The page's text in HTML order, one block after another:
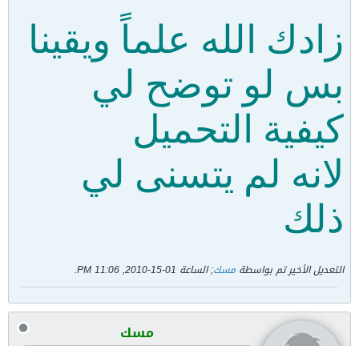
زادك الله علماً ويقينا
بس لو توضح لي
كيفية التحميل
لانه لم يتسنى لي
ذلك
التعديل الأخير تم بواسطة مسك; الساعة 01-15-2010, 11:06 PM
.
مسك